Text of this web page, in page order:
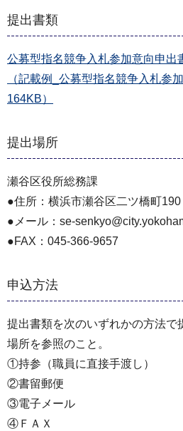
提出書類
公募型指名競争入札参加意向申出
（記載例_公募型指名競争入札参
164KB）
提出場所
瀬谷区役所総務課
●住所：横浜市瀬谷区二ツ橋町190
●メール：se-
●FAX：045-366-9657
申込方法
提出書類を次のいずれかの方法で
場所を参照のこと。
①持参（職員に直接手渡し）
②書留郵便
③電子メール
④ＦＡＸ